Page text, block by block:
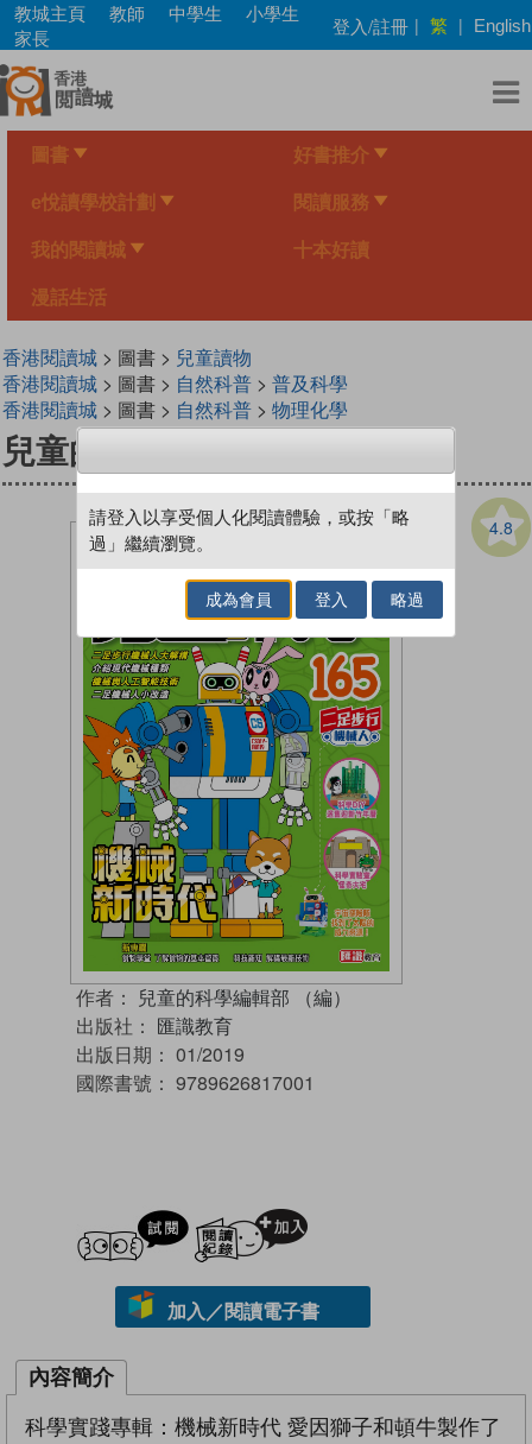
Skip
main
content
教城主頁 教師 中學生
小學生
家長
登入/註冊 | 繁 | English
圖書 好書推介
e悅讀學校計劃 閱讀服務
我的閱讀城 十本好讀
漫話生活
香港閱讀城> 圖書 > 兒童讀物
香港閱讀城> 圖書 > 自然科普> 普及科學
香港閱讀城> 圖書 > 自然科普> 物理化學
兒童的科學165 機械新時代
4.8
作者： 兒童的科學編輯部 （編）
出版社： 匯識教育
出版日期： 01/2019
國際書號： 9789626817001
試閲
加入／閱讀電子書
內容簡介
科學實踐專輯：機械新時代 愛因獅子和頓牛製作了
請登入以享受個人化閱讀體驗，或按「略
過」繼續瀏覽。
成為會員 登入 略過